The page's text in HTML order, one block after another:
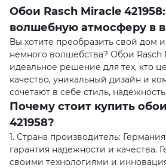
Обои Rasch Miracle
волшебную атмосферу в
Вы хотите преобразить свой дом
немного волшебства? Обои Rasch
идеальное решение для тех, кто
качество, уникальный дизайн и
сочетают в себе стиль,
Почему стоит купить
421958?
1. Страна производитель:
гарантия надежности и качества.
своими технологиями и